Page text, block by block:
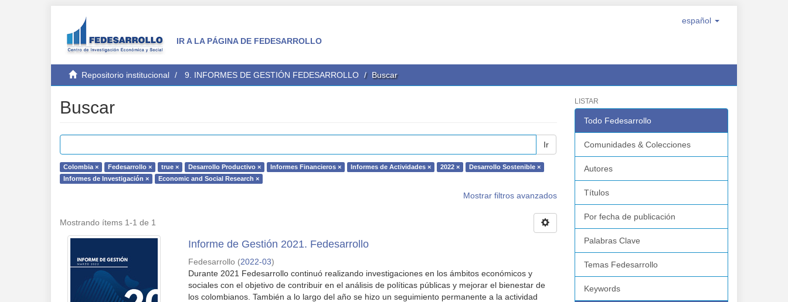
IR A LA PÁGINA DE FEDESARROLLO
español
Repositorio institucional 9. INFORMES DE GESTIÓN FEDESARROLLO Buscar
Buscar
Ir
Colombia × Fedesarrollo × true × Desarrollo Productivo × Informes Financieros × Informes de Actividades × 2022 ×
Desarrollo Sostenible ×
Informes de Investigación ×
Economic and Social Research ×
Mostrar filtros avanzados
Mostrando ítems 1-1 de 1
Informe de Gestión 2021. Fedesarrollo
Fedesarrollo (2022-03)
Durante 2021 Fedesarrollo continuó realizando investigaciones en los ámbitos económicos y
sociales con el objetivo de contribuir en el análisis de políticas públicas y mejorar el bienestar de
los colombianos. También a lo largo del año se hizo un seguimiento permanente a la actividad
LISTAR
Todo Fedesarrollo
Comunidades & Colecciones
Autores
Títulos
Por fecha de publicación
Palabras Clave
Temas Fedesarrollo
Keywords